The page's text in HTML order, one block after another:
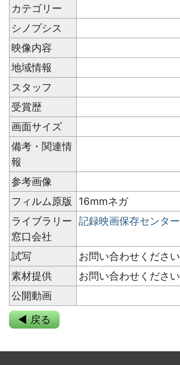
カテゴリー
シノプシス
映像内容
地域情報
スタッフ
受賞歴
画面サイズ
備考・関連情
報
参考画像
フィルム原版
16mmネガ
ライブラリー
窓口会社
記録映画保存センター
試写
お問い合わせください
素材提供
お問い合わせください
公開動画
◀ 戻る